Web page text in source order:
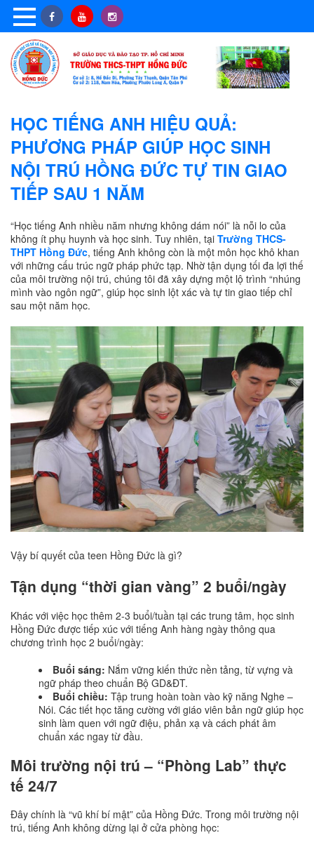
HỌC TIẾNG ANH HIỆU QUẢ:
PHƯƠNG PHÁP GIÚP HỌC SINH
NỘI TRÚ HỒNG ĐỨC TỰ TIN GIAO
TIẾP SAU 1 NĂM
“Học tiếng Anh nhiều năm nhưng không dám nói” là nỗi lo của
không ít phụ huynh và học sinh. Tuy nhiên, tại Trường THCS-
THPT Hồng Đức, tiếng Anh không còn là một môn học khô khan
với những cấu trúc ngữ pháp phức tạp. Nhờ tận dụng tối đa lợi thế
của môi trường nội trú, chúng tôi đã xây dựng một lộ trình “nhúng
mình vào ngôn ngữ”, giúp học sinh lột xác và tự tin giao tiếp chỉ
sau một năm học.
Vậy bí quyết của teen Hồng Đức là gì?
Tận dụng “thời gian vàng” 2 buổi/ngày
Khác với việc học thêm 2-3 buổi/tuần tại các trung tâm, học sinh
Hồng Đức được tiếp xúc với tiếng Anh hàng ngày thông qua
chương trình học 2 buổi/ngày:
Buổi sáng: Nắm vững kiến thức nền tảng, từ vựng và
ngữ pháp theo chuẩn Bộ GD&ĐT.
Buổi chiều: Tập trung hoàn toàn vào kỹ năng Nghe –
Nói. Các tiết học tăng cường với giáo viên bản ngữ giúp học
sinh làm quen với ngữ điệu, phản xạ và cách phát âm
chuẩn xác ngay từ đầu.
Môi trường nội trú – “Phòng Lab” thực
tế 24/7
Đây chính là “vũ khí bí mật” của Hồng Đức. Trong môi trường nội
trú, tiếng Anh không dừng lại ở cửa phòng học: